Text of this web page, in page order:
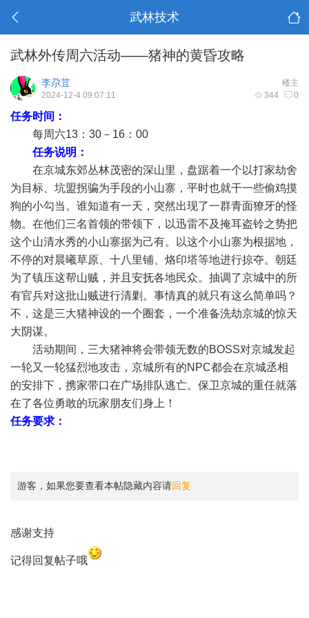
武林技术
武林外传周六活动——猪神的黄昏攻略
楼主
李尕荳
344 0
2024-12-4 09:07:11
任务时间：
每周六13：30－16：00
任务说明：
在京城东郊丛林茂密的深山里，盘踞着一个以打家劫舍
为目标、坑盟拐骗为手段的小山寨，平时也就干一些偷鸡摸
狗的小勾当。谁知道有一天，突然出现了一群青面獠牙的怪
物。在他们三名首领的带领下，以迅雷不及掩耳盗铃之势把
这个山清水秀的小山寨据为己有。以这个小山寨为根据地，
不停的对晨曦草原、十八里铺、烙印塔等地进行掠夺。朝廷
为了镇压这帮山贼，并且安抚各地民众。抽调了京城中的所
有官兵对这批山贼进行清剿。事情真的就只有这么简单吗？
不，这是三大猪神设的一个圈套，一个准备洗劫京城的惊天
大阴谋。
活动期间，三大猪神将会带领无数的BOSS对京城发起
一轮又一轮猛烈地攻击，京城所有的NPC都会在京城丞相
的安排下，携家带口在广场排队逃亡。保卫京城的重任就落
在了各位勇敢的玩家朋友们身上！
任务要求：
游客，如果您要查看本帖隐藏内容请回复
感谢支持
记得回复帖子哦